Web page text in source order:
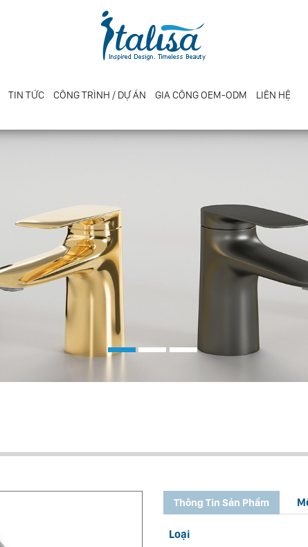
TIN TỨC CÔNG TRÌNH / DỰ ÁN GIA CÔNG OEM-ODM LIÊN HỆ
Thông Tin Sản Phẩm
Loại